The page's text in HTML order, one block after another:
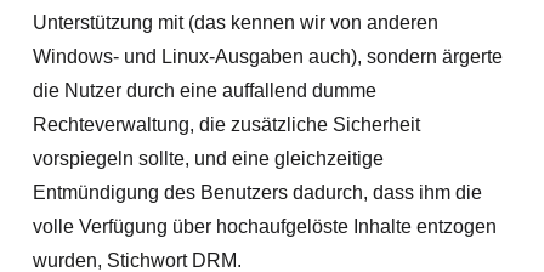
Unterstützung mit (das kennen wir von anderen
Windows- und Linux-Ausgaben auch), sondern ärgerte
die Nutzer durch eine auffallend dumme
Rechteverwaltung, die zusätzliche Sicherheit
vorspiegeln sollte, und eine gleichzeitige
Entmündigung des Benutzers dadurch, dass ihm die
volle Verfügung über hochaufgelöste Inhalte entzogen
wurden, Stichwort DRM.